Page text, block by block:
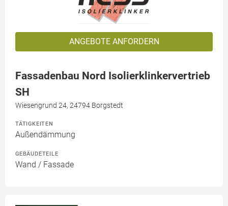
ANGEBOTE ANFORDERN
Fassadenbau Nord Isolierklinkervertrieb
SH
Wiesengrund 24, 24794 Borgstedt
TÄTIGKEITEN
Außendämmung
GEBÄUDETEILE
Wand / Fassade